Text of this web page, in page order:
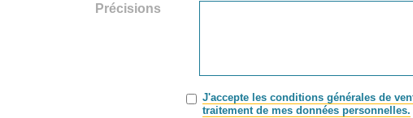
Précisions
J'accepte les conditions générales de
traitement de mes données personnelles.